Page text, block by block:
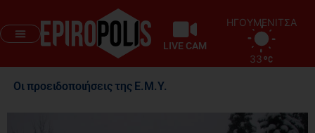
LIVE CAM
ΗΓΟΥΜΕΝΙΤΣΑ
33
Οι προειδοποιήσεις της Ε.Μ.Υ.